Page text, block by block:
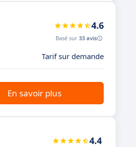
4.6
Basé sur 33 avis
Tarif sur demande
En savoir plus
4.4